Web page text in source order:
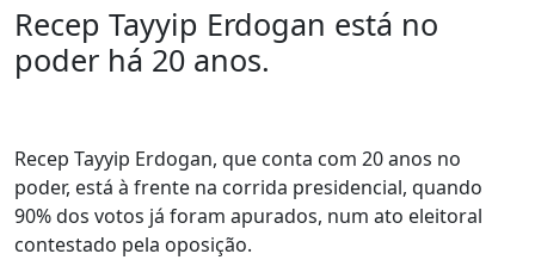
Recep Tayyip Erdogan está no
poder há 20 anos.
Recep Tayyip Erdogan, que conta com 20 anos no
poder, está à frente na corrida presidencial, quando
90% dos votos já foram apurados, num ato eleitoral
contestado pela oposição.